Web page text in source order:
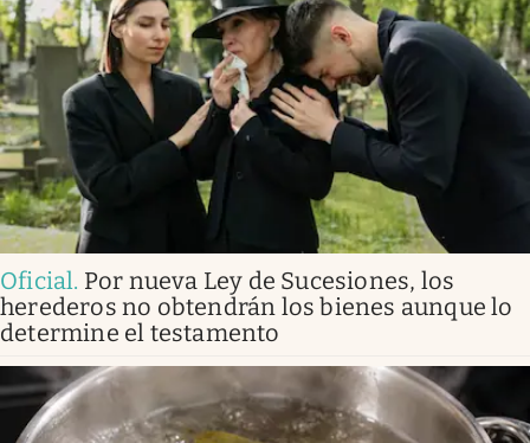
Oficial. Por nueva Ley de Sucesiones, los
herederos no obtendrán los bienes aunque lo
determine el testamento